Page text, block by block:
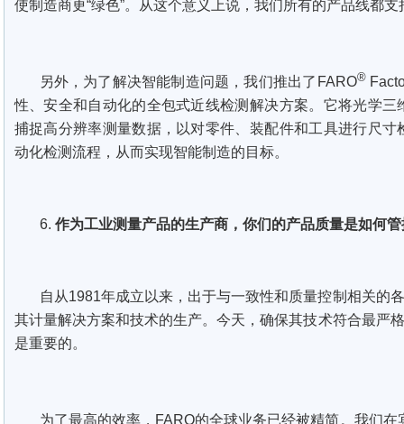
使制造商更“绿色”。从这个意义上说，我们所有的产品线都
另外，为了解决智能制造问题，我们推出了FARO®
性、安全和自动化的全包式近线检测解决方案。它将光学
捕捉高分辨率测量数据，以对零件、装配件和工具进行尺
动化检测流程，从而实现智能制造的目标。
6. 作为工业测量产品的生产商，你们的产品质量是如何
自从1981年成立以来，出于与一致性和质量控制相关的
其计量解决方案和技术的生产。今天，确保其技术符合最严
是重要的。
为了最高的效率，FARO的全球业务已经被精简。我们